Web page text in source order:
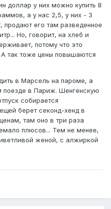
доллар у них можно купить 8
а у нас 2,5, у них - 3
продают его там разведенное
Но, говорит, на хлеб и
потому что это
так тоже цены повышаются
в Марсель на пароме, а
поезде в Париж. Шенгенскую
собирается
берет секонд-хенд в
там оно в три раза
плюсов... Тем не менее,
женой, с алжиркой